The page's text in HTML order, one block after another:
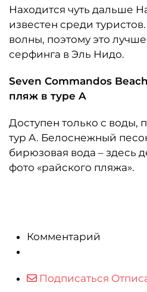
Находится чуть дальше
известен среди
волны, поэтому это
серфинга в Эль Нидо.
Seven Commandos
пляж в туре A
Доступен только с воды,
тур A. Белоснежный
бирюзовая вода – здесь
фото «райского пляжа».
Комментарий
Подписаться